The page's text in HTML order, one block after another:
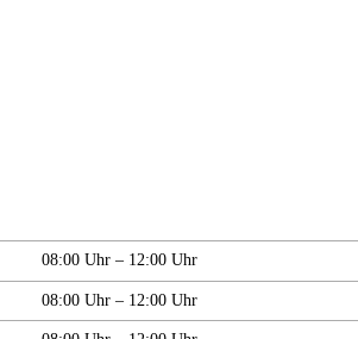
08:00 Uhr – 12:00 Uhr
08:00 Uhr – 12:00 Uhr